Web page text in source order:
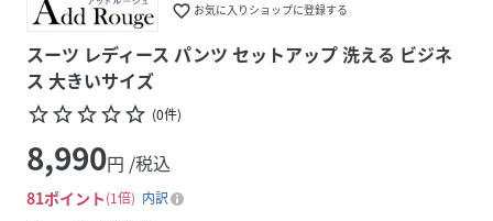
favorite_border お気に入りショップに登録する
スーツ レディース パンツ セットアップ 洗える ビジネ
ス 大きいサイズ
star_borderstar_borderstar_borderstar_borderstar_border (0件)
8,990円 /税込
81ポイント 1倍
内訳